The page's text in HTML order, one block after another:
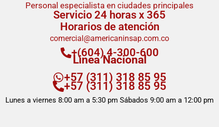
Personal especialista en ciudades principales
Servicio 24 horas x 365
Horarios de atención
comercial@americaninsap.com.co
+(604) 4-300-600
Linea Nacional
+57 (311) 318 85 95
+57 (311) 318 85 95
Lunes a viernes 8:00 am a 5:30 pm Sábados 9:00 am a 12:00 pm